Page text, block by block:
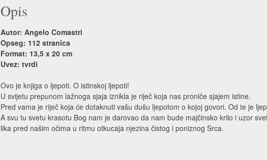
Opis
Autor: Angelo Comastri
Opseg: 112 stranica
Format: 13,5 x 20 cm
Uvez: tvrdi
Ovo je knjiga o ljepoti. O istinskoj ljepoti!
U svijetu prepunom lažnoga sjaja iznikla je riječ koja nas proniče sjajem istine.
Pred vama je riječ koja će dotaknuti vašu dušu ljepotom o kojoj govori. Od te je
A svu tu svetu krasotu Bog nam je darovao da nam bude majčinsko krilo i uzor
lika pred našim očima u ritmu otkucaja njezina čistog i poniznog Srca.